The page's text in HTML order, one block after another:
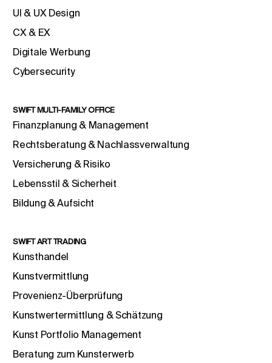
UI & UX Design
CX & EX
Digitale Werbung
Cybersecurity
SWIFT MULTI-FAMILY OFFICE
Finanzplanung & Management
Rechtsberatung & Nachlassverwaltung
Versicherung & Risiko
Lebensstil & Sicherheit
Bildung & Aufsicht
SWIFT ART TRADING
Kunsthandel
Kunstvermittlung
Provenienz-Überprüfung
Kunstwertermittlung & Schätzung
Kunst Portfolio Management
Beratung zum Kunsterwerb